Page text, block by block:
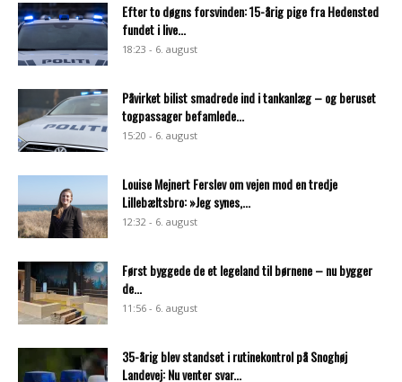
Efter to døgns forsvinden: 15-årig pige fra Hedensted
fundet i live...
18:23 - 6. august
Påvirket bilist smadrede ind i tankanlæg – og beruset
togpassager befamlede...
15:20 - 6. august
Louise Mejnert Ferslev om vejen mod en tredje
Lillebæltsbro: »Jeg synes,...
12:32 - 6. august
Først byggede de et legeland til børnene – nu bygger
de...
11:56 - 6. august
35-årig blev standset i rutinekontrol på Snoghøj
Landevej: Nu venter svar...